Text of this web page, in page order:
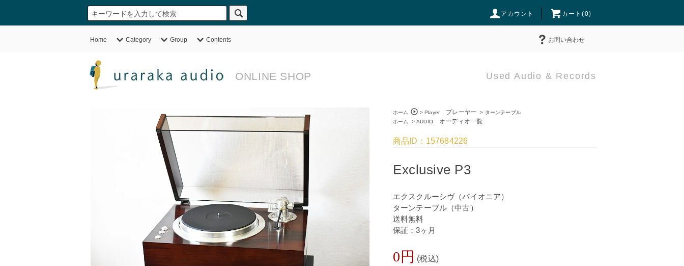
アカウント カート(0)
Home Category Group Contents お問い合わせ
ONLINE SHOP Used Audio & Records
ホーム >
play_circle_outline Playerプレーヤー > ターンテーブル
ホーム
>AUDIOオーディオ一覧
商品ID：157684226
Exclusive P3
エクスクルーシヴ（パイオニア）
ターンテーブル（中古）
送料無料
保証：3ヶ月
0円 (税込)